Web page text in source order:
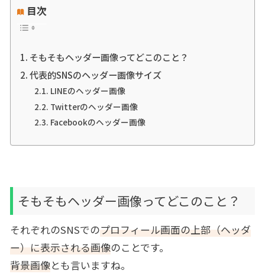
目次
そもそもヘッダー画像ってどこのこと？
代表的SNSのヘッダー画像サイズ
LINEのヘッダー画像
Twitterのヘッダー画像
Facebookのヘッダー画像
そもそもヘッダー画像ってどこのこと？
それぞれのSNSでのプロフィール画面の上部（ヘッダ
ー）に表示される画像のことです。
背景画像とも言いますね。